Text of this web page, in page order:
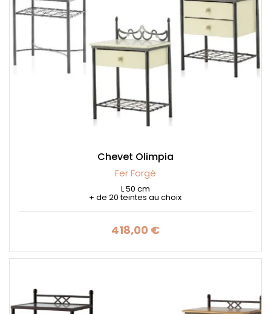
Chevet Olimpia
Fer Forgé
L 50 cm
+ de 20 teintes au choix
Prix
418,00 €